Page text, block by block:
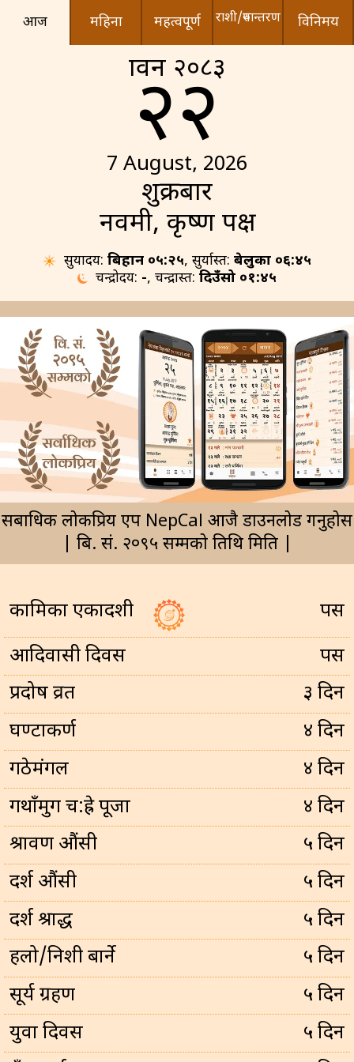
आज महिना महत्वपूर्ण राशी/रुपान्तरण विनिमय
श्रावन २०८३
२२
7 August, 2026
शुक्रबार
नवमी, कृष्ण पक्ष
सुर्योदय:बिहान ०५:२५, सुर्यास्त:बेलुका ०६:४५
चन्द्रोदय: -, चन्द्रास्त:दिउँसो ०१:४५
सर्बाधिक लोकप्रिय एप NepCal आजै डाउनलोड गर्नुहोस
| बि. सं. २०९५ सम्मको तिथि मिति |
कामिका एकादशी
पर्सि
आदिवासी दिवस
पर्सि
प्रदोष व्रत
३ दिन
घण्टाकर्ण
४ दिन
गठेमंगल
४ दिन
गथाँमुग च:ह्रे पूजा
४ दिन
श्रावण औंसी
५ दिन
दर्श औंसी
५ दिन
दर्श श्राद्ध
५ दिन
हलो/निशी बार्ने
५ दिन
सूर्य ग्रहण
५ दिन
युवा दिवस
५ दिन